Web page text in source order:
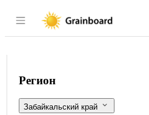
Раздел навигации
Урожай зерновых
Фильтры
Регион
Забайкальский край